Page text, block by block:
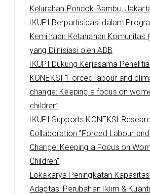
Kelurahan Pondok Bambu,
IKUPI Berpartisipasi dalam
Kemitraan Ketahanan Komunitas
yang Diinisiasi oleh ADB
IKUPI Dukung Kerjasama
KONEKSI “Forced labour and
change: Keeping a focus on
children”
IKUPI Supports KONEKSI
Collaboration ‘’Forced Labour
Change: Keeping a Focus on
Children’’
Lokakarya Peningkatan
Adaptasi Perubahan Iklim &